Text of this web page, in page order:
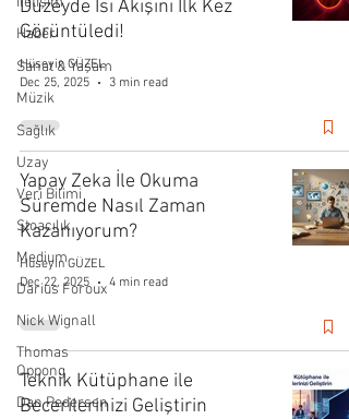
Haber
Sanat & Yaşam
Müzik
Sağlık
Uzay
Veri Bilimi
Stoacılık
Medium
Darius Foroux
Nick Wignall
Thomas
Oppong
Dan Pedersen
Düzeyde Isı Akışını İlk Kez
Görüntüledi!
Hüseyin GÜZEL
Dec 25, 2025
3 min read
Yapay Zeka İle Okuma
Süremde Nasıl Zaman
Kazanıyorum?
Hüseyin GÜZEL
Dec 22, 2025
4 min read
Teknik Kütüphane ile
Becerilerinizi Geliştirin